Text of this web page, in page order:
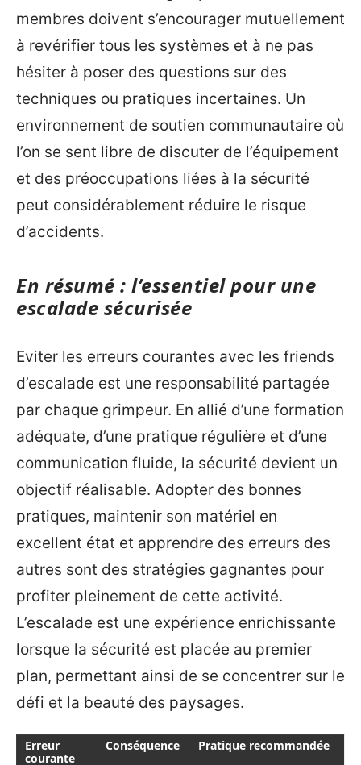
membres doivent s’encourager mutuellement
à revérifier tous les systèmes et à ne pas
hésiter à poser des questions sur des
techniques ou pratiques incertaines. Un
environnement de soutien communautaire où
l’on se sent libre de discuter de l’équipement
et des préoccupations liées à la sécurité
peut considérablement réduire le risque
d’accidents.
En résumé : l’essentiel pour une
escalade sécurisée
Eviter les erreurs courantes avec les friends
d’escalade est une responsabilité partagée
par chaque grimpeur. En allié d’une formation
adéquate, d’une pratique régulière et d’une
communication fluide, la sécurité devient un
objectif réalisable. Adopter des bonnes
pratiques, maintenir son matériel en
excellent état et apprendre des erreurs des
autres sont des stratégies gagnantes pour
profiter pleinement de cette activité.
L’escalade est une expérience enrichissante
lorsque la sécurité est placée au premier
plan, permettant ainsi de se concentrer sur le
défi et la beauté des paysages.
Erreur
courante
Conséquence Pratique recommandée